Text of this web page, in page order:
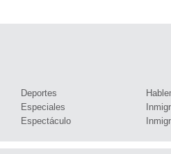
Deportes
Especiales
Espectáculo